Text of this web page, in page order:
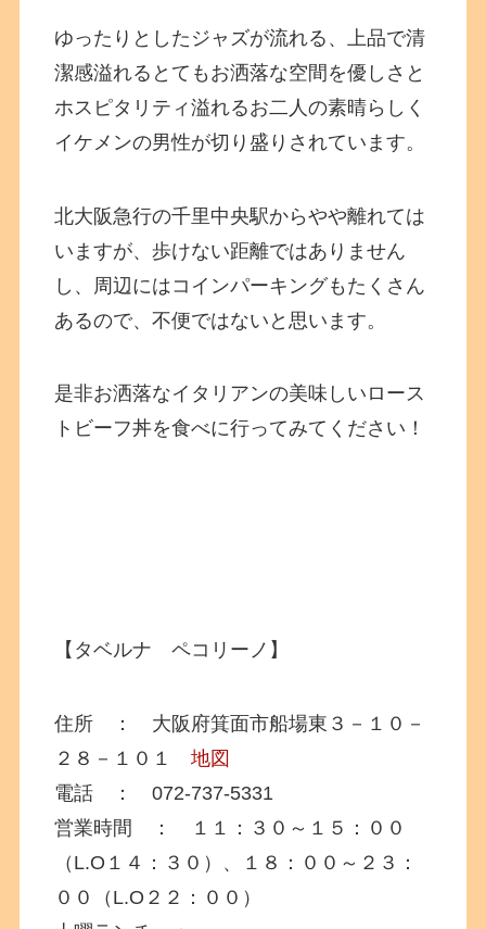
ゆったりとしたジャズが流れる、上品で清
潔感溢れるとてもお洒落な空間を優しさと
ホスピタリティ溢れるお二人の素晴らしく
イケメンの男性が切り盛りされています。
北大阪急行の千里中央駅からやや離れては
いますが、歩けない距離ではありません
し、周辺にはコインパーキングもたくさん
あるので、不便ではないと思います。
是非お洒落なイタリアンの美味しいロース
トビーフ丼を食べに行ってみてください！
【タベルナ ペコリーノ】
住所 ： 大阪府箕面市船場東３－１０－
２８－１０１地図
電話 ： 072-737-5331
営業時間 ： １１：３０～１５：００
（L.O１４：３０）、１８：００～２３：
００（L.O２２：００）